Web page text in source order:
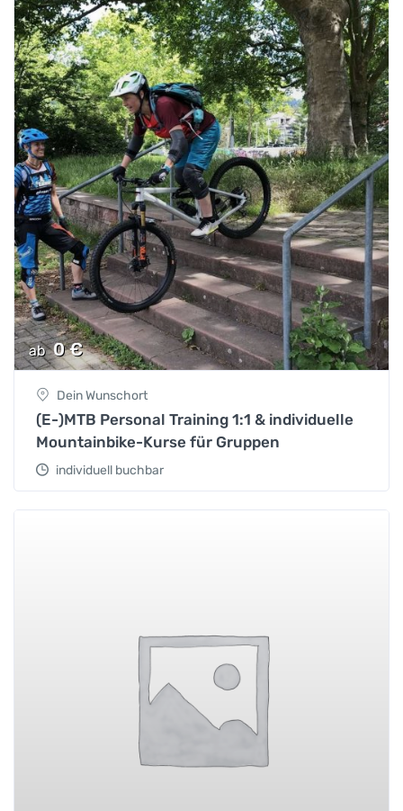
ab 0€
Dein Wunschort
(E-)MTB Personal Training 1:1 & individuelle
Mountainbike-Kurse für Gruppen
individuell buchbar